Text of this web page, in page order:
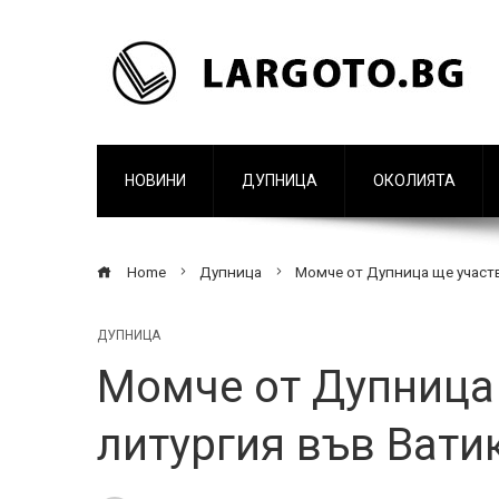
НОВИНИ ДУПНИЦА ОКОЛИЯТА
Home Дупница Момче от Дупница ще
ДУПНИЦА
Момче от
литургия във